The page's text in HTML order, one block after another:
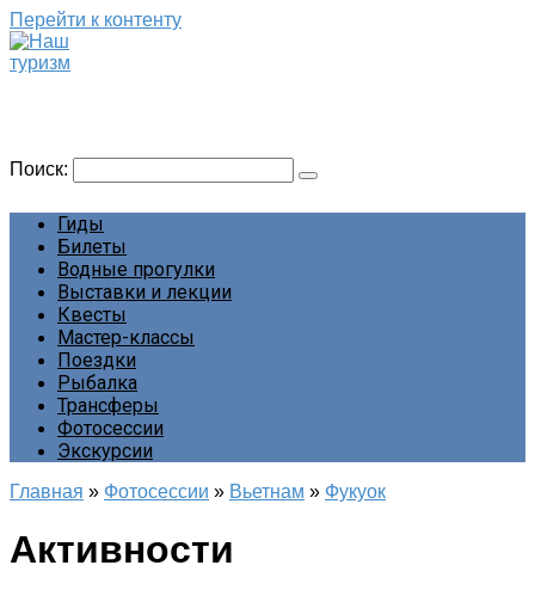
Перейти к контенту
Поиск:
Гиды
Билеты
Водные прогулки
Выставки и лекции
Квесты
Мастер-классы
Поездки
Рыбалка
Трансферы
Фотосессии
Экскурсии
Главная » Фотосессии » Вьетнам » Фукуок
Активности